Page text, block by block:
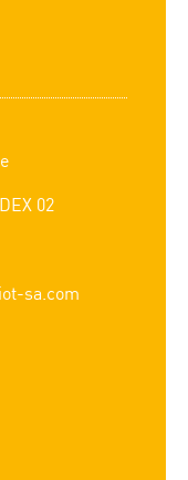
02
sa.com